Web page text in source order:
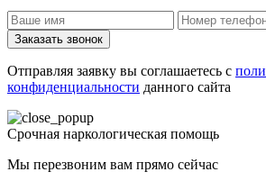
Заказать звонок
Отправляя заявку вы соглашаетесь с
конфиденциальности данного сайта
Срочная наркологическая помощь
Мы перезвоним вам прямо сейчас